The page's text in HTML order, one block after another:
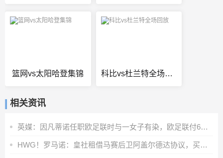
篮网vs太阳哈登集锦 科比vs杜兰特全场回放
相关资讯
英媒：因凡蒂诺任职欧足联时与一女子有染，欧足联付6位数封口费
HWG！罗马诺：皇社租借马赛后卫阿盖尔德达协议，买断费1100万欧